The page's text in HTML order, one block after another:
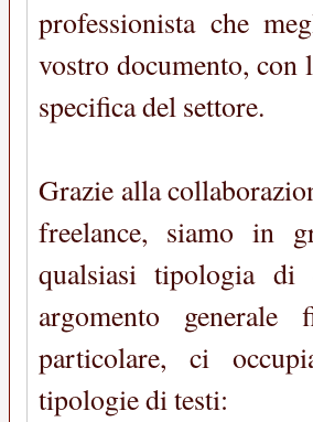
professionista che
vostro documento, con
specifica del settore.
Grazie alla
freelance, siamo in
qualsiasi tipologia
argomento
particolare, ci
tipologie di testi: